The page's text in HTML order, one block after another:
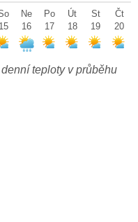
15
Ne
16
Po
17
Út
18
St
19
Čt
20
teploty v průběhu